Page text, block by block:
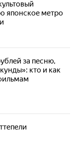
японское метро
за песню,
кто и как